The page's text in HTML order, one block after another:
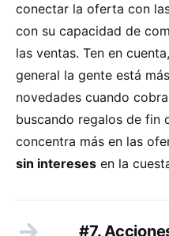
conectar la oferta con
con su capacidad de
las ventas. Ten en
general la gente está
novedades cuando
buscando regalos de fin
concentra más en las
sin intereses en la
#7.